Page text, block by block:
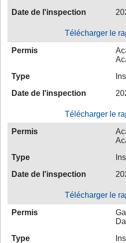
Date de l'inspection
Télécharger le
Permis
Type
Date de l'inspection
Télécharger le
Permis
Type
Date de l'inspection
Télécharger le
Permis
Type